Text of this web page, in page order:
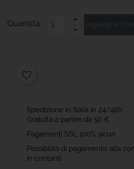
Quantità
favorite_border
Spedizione in Italia in 24/48h
Gratuita a partire da 50 €
Pagamenti SSL 100% sicuri
Possibilità di pagamento alla
in contanti